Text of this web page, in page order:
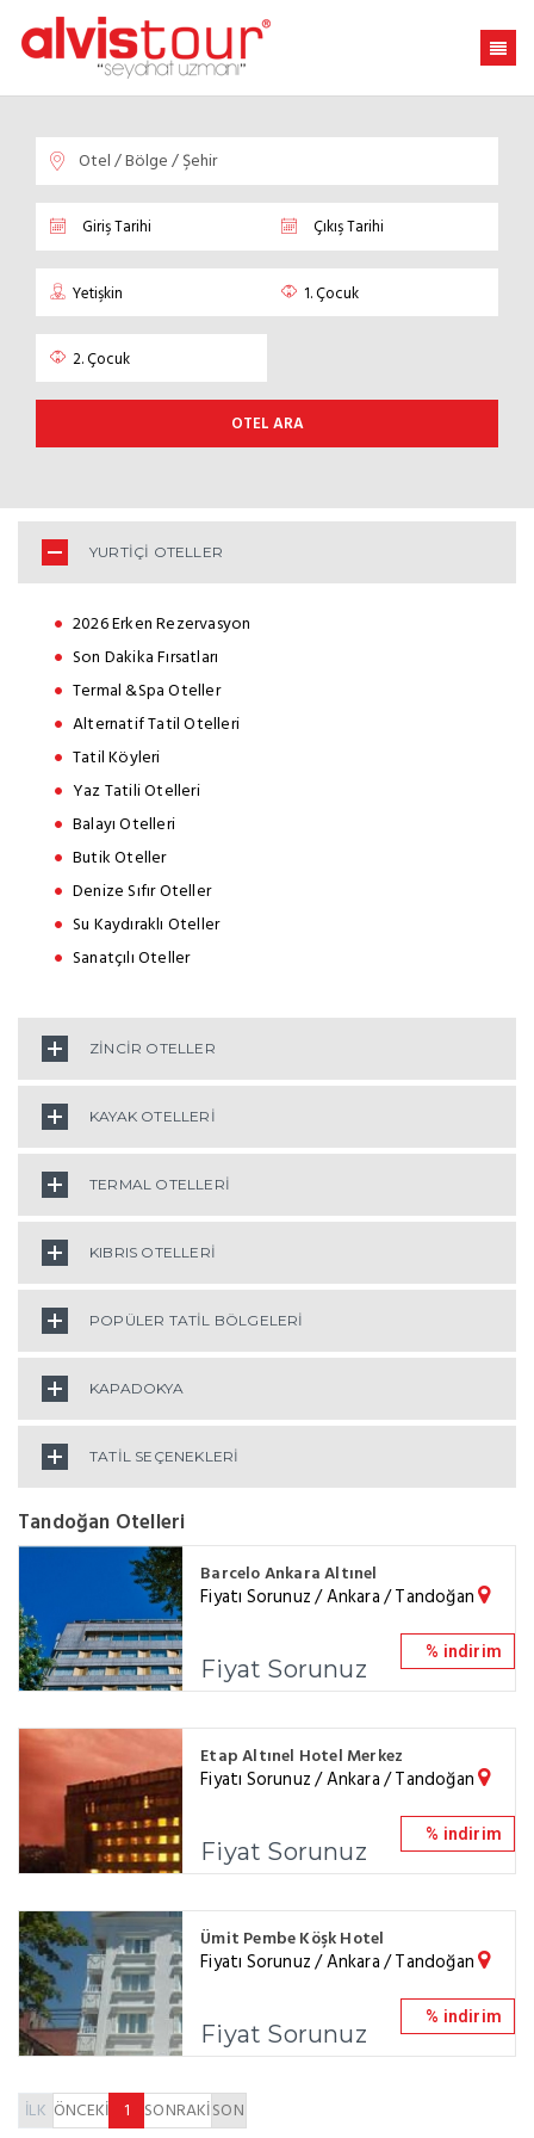
OTEL ARA
YURTİÇİ OTELLER
2026 Erken Rezervasyon
Son Dakika Fırsatları
Termal &Spa Oteller
Alternatif Tatil Otelleri
Tatil Köyleri
Yaz Tatili Otelleri
Balayı Otelleri
Butik Oteller
Denize Sıfır Oteller
Su Kaydıraklı Oteller
Sanatçılı Oteller
ZİNCİR OTELLER
KAYAK OTELLERİ
TERMAL OTELLERİ
KIBRIS OTELLERİ
POPÜLER TATİL BÖLGELERİ
KAPADOKYA
TATİL SEÇENEKLERİ
Tandoğan Otelleri
Barcelo Ankara Altınel
Fiyatı Sorunuz / Ankara / Tandoğan
Fiyat Sorunuz
% indirim
Etap Altınel Hotel Merkez
Fiyatı Sorunuz / Ankara / Tandoğan
Fiyat Sorunuz
% indirim
Ümit Pembe Köşk Hotel
Fiyatı Sorunuz / Ankara / Tandoğan
Fiyat Sorunuz
% indirim
İLK ÖNCEKİ 1 SONRAKİSON